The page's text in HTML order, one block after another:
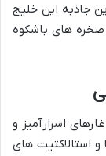
جاذبه این خلیج
صخره های باشکوه
اسرارآمیز و
و استالاکتیت های